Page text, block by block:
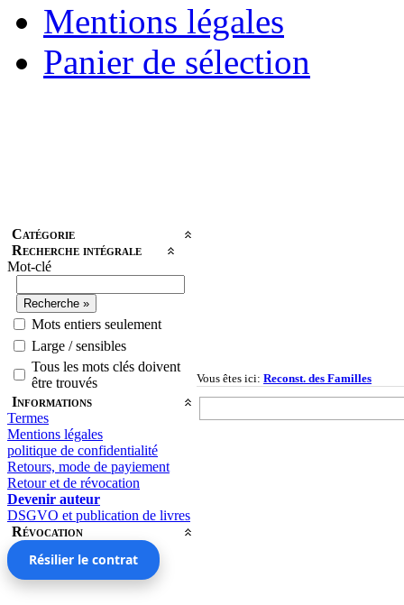
Mentions légales
Panier de sélection
Catégorie
Recherche intégrale
Mot-clé
Mots entiers seulement
Large / sensibles
Tous les mots clés doivent
être trouvés
Informations
Termes
Mentions légales
politique de confidentialité
Retours, mode de payiement
Retour et de révocation
Devenir auteur
DSGVO et publication de livres
Révocation
Résilier le contrat
Vous êtes ici: Reconst. des Familles